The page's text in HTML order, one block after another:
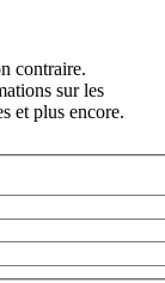
contraire.
sur les
et plus encore.